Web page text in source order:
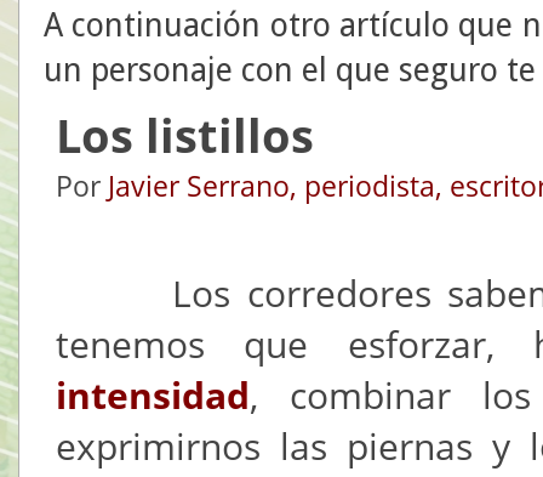
A continuación otro artículo que
un personaje con el que seguro
Los listillos
Por Javier Serrano, periodista,
Los corredores
tenemos que
intensidad, combinar
exprimirnos las piernas y